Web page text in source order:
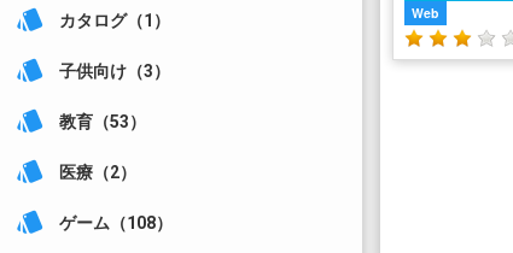
style カタログ（1）
style 子供向け（3）
style 教育（53）
style 医療（2）
style ゲーム（108）
Web